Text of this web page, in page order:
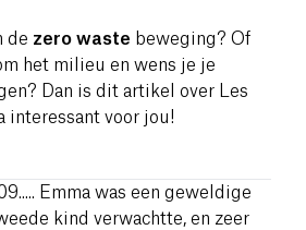
de zero waste beweging? Of
het milieu en wens je je
Dan is dit artikel over Les
interessant voor jou!
Emma was een geweldige
kind verwachtte, en zeer